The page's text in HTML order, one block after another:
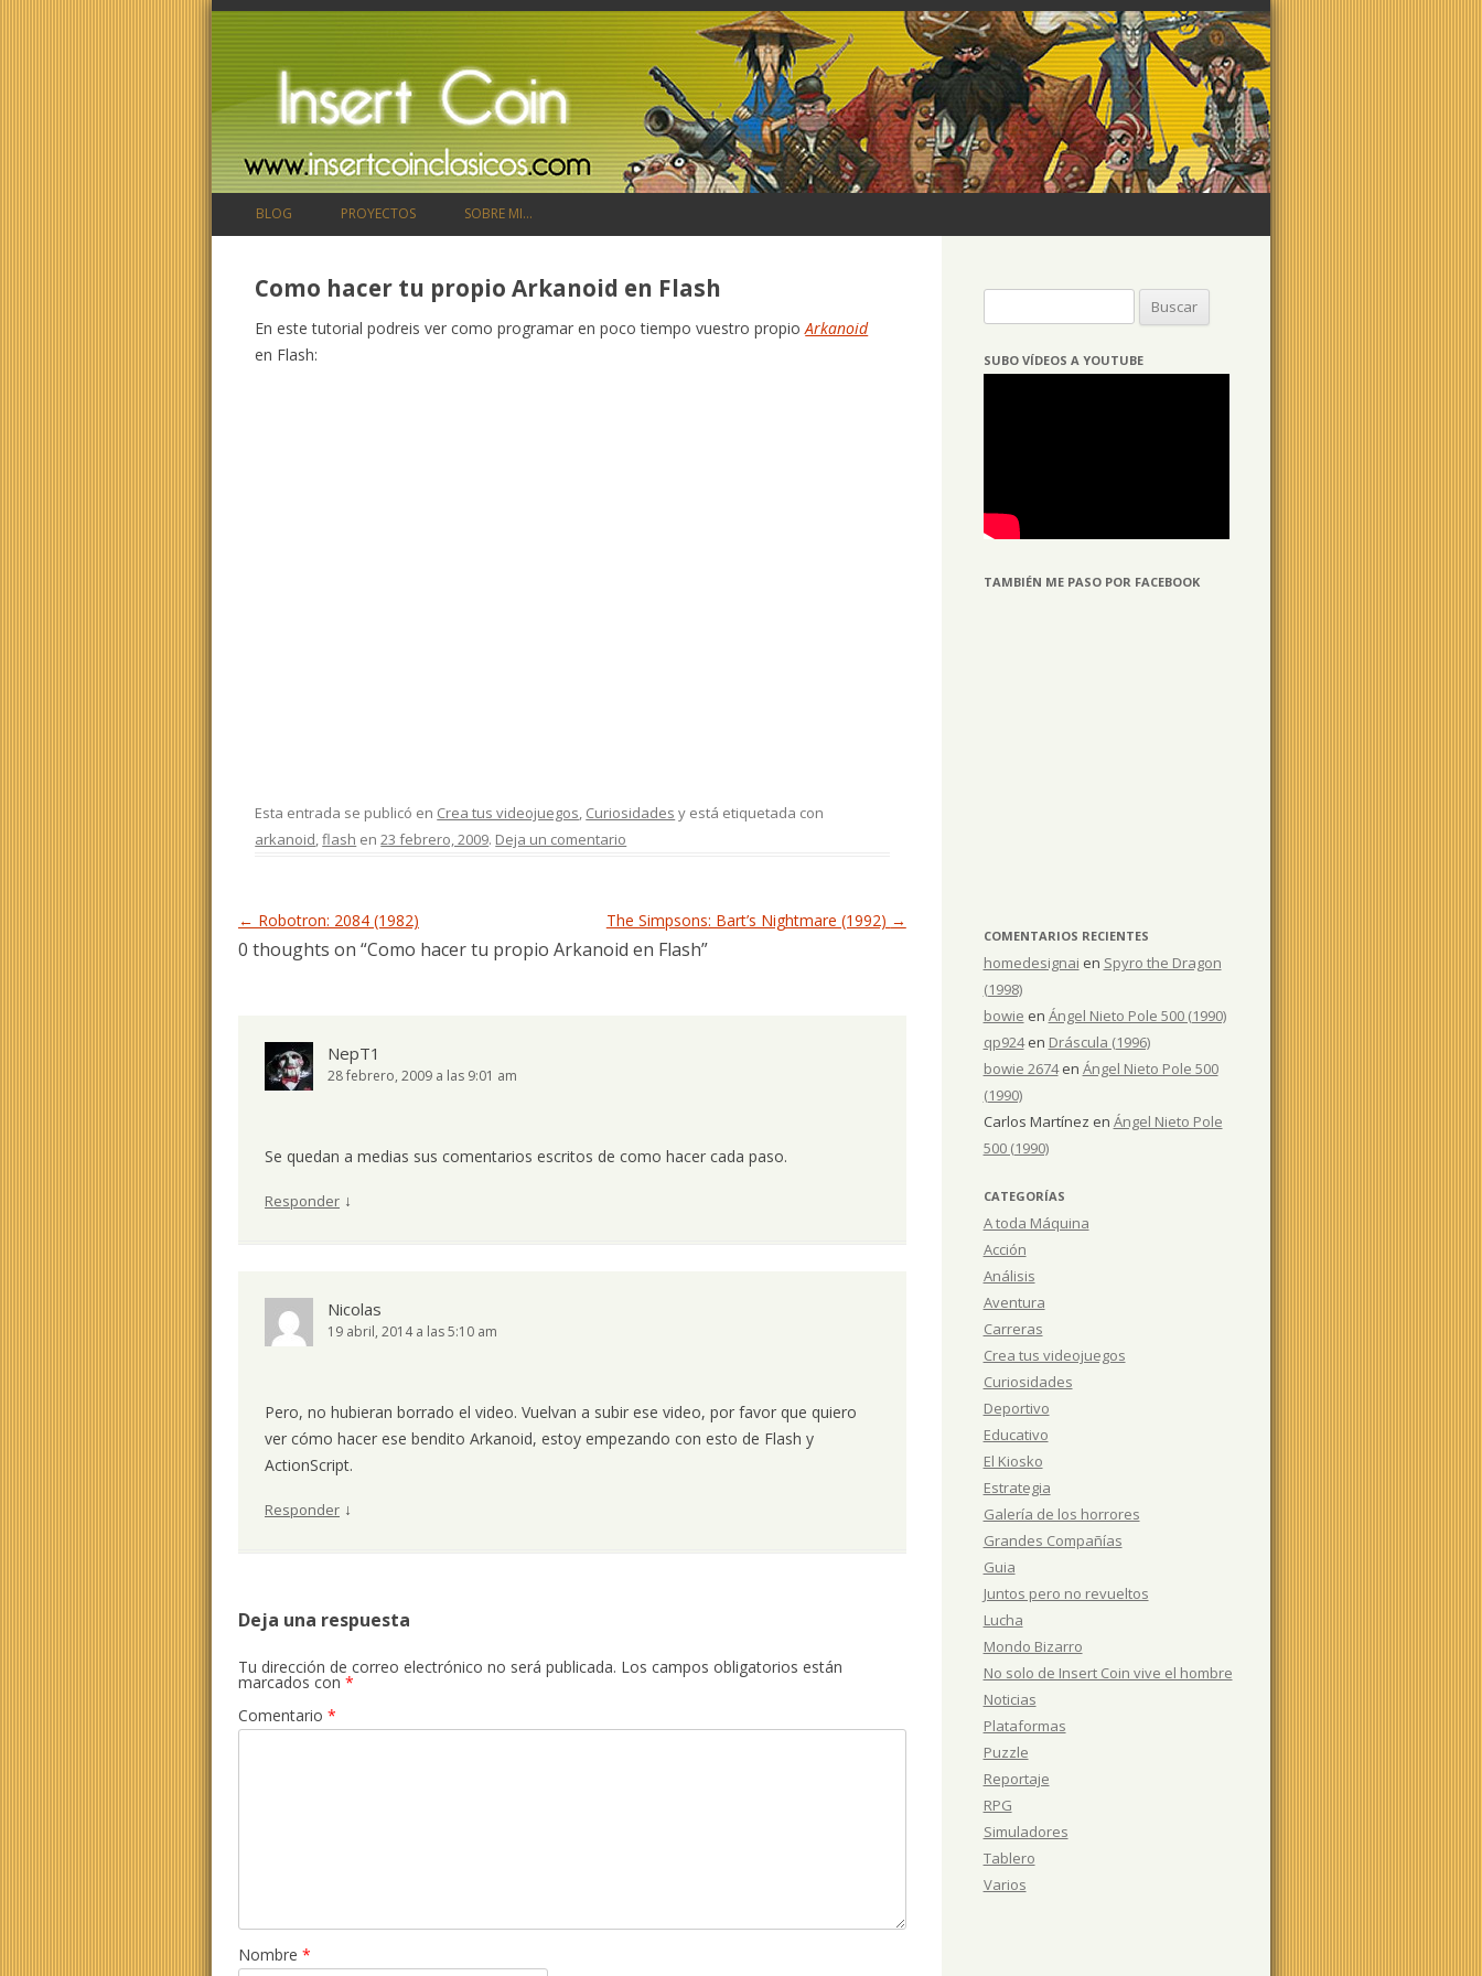
BLOG PROYECTOS SOBRE MI…
Como hacer tu propio Arkanoid en Flash
En este tutorial podreis ver como programar en poco tiempo vuestro propioArkanoid
en Flash:
Esta entrada se publicó en Crea tus videojuegos, Curiosidades y está etiquetada con
arkanoid,flash en23 febrero, 2009. Deja un comentario
Navegación de entradas
← Robotron: 2084 (1982) The Simpsons: Bart’s Nightmare (1992) →
0 thoughts on “Como hacer tu propio Arkanoid en Flash”
NepT1
28 febrero, 2009 a las 9:01 am
Se quedan a medias sus comentarios escritos de como hacer cada paso.
Responder ↓
Nicolas
19 abril, 2014 a las 5:10 am
Pero, no hubieran borrado el video. Vuelvan a subir ese video, por favor que quiero
ver cómo hacer ese bendito Arkanoid, estoy empezando con esto de Flash y
ActionScript.
Responder ↓
Deja una respuesta
Tu dirección de correo electrónico no será publicada. Los campos obligatorios están
marcados con *
Comentario *
Nombre *
SUBO VÍDEOS A YOUTUBE
TAMBIÉN ME PASO POR FACEBOOK
COMENTARIOS RECIENTES
homedesignai en Spyro the Dragon
(1998)
bowie en Ángel Nieto Pole 500 (1990)
qp924en Dráscula (1996)
bowie 2674en Ángel Nieto Pole 500
(1990)
Carlos Martínez en Ángel Nieto Pole
500 (1990)
CATEGORÍAS
A toda Máquina
Acción
Análisis
Aventura
Carreras
Crea tus videojuegos
Curiosidades
Deportivo
Educativo
El Kiosko
Estrategia
Galería de los horrores
Grandes Compañías
Guia
Juntos pero no revueltos
Lucha
Mondo Bizarro
No solo de Insert Coin vive el hombre
Noticias
Plataformas
Puzzle
Reportaje
RPG
Simuladores
Tablero
Varios